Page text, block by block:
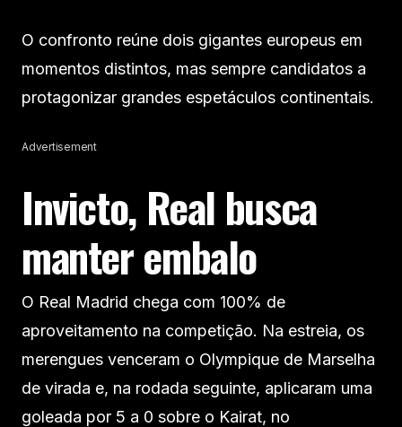
O confronto reúne dois gigantes europeus em
momentos distintos, mas sempre candidatos a
protagonizar grandes espetáculos continentais.
Advertisement
Invicto, Real busca
manter embalo
O Real Madrid chega com 100% de
aproveitamento na competição. Na estreia, os
merengues venceram o Olympique de Marselha
de virada e, na rodada seguinte, aplicaram uma
goleada por 5 a 0 sobre o Kairat, no